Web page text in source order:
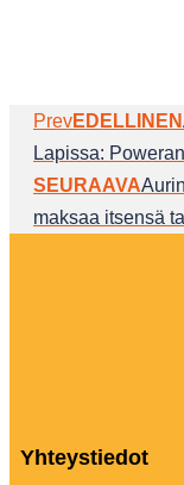
PrevEDELLINEN
Lapissa:
SEURAAVA
maksaa itsensä
Yhteystiedot